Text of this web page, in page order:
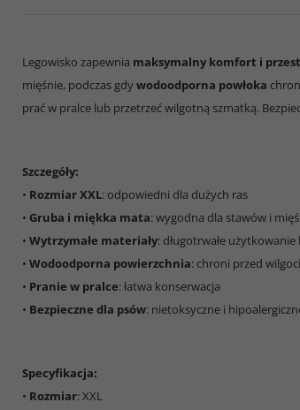
Legowisko zapewnia maksymalny komfort i
mięśnie, podczas gdywodoodporna powłoka
prać w pralce lub przetrzeć wilgotną szmatką.
Szczegóły:
• Rozmiar XXL: odpowiedni dla dużych ras
• Gruba i miękka mata: wygodna dla stawów i
• Wytrzymałe materiały: długotrwałe
• Wodoodporna powierzchnia: chroni przed
• Pranie w pralce: łatwa konserwacja
• Bezpieczne dla psów: nietoksyczne i
Specyfikacja:
• Rozmiar: XXL